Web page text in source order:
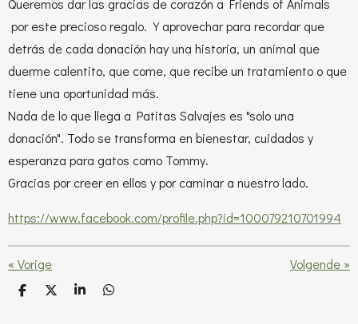
Queremos dar las gracias de corazón a Friends of Animals
por este precioso regalo. Y aprovechar para recordar que
detrás de cada donación hay una historia, un animal que
duerme calentito, que come, que recibe un tratamiento o que
tiene una oportunidad más.
Nada de lo que llega a Patitas Salvajes es "solo una
donación". Todo se transforma en bienestar, cuidados y
esperanza para gatos como Tommy.
Gracias por creer en ellos y por caminar a nuestro lado.
https://www.facebook.com/profile.php?id=100079210701994
« Vorige Volgende »
D
D
S
D